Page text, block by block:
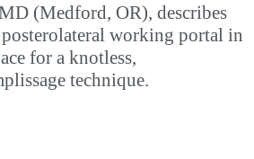
(Medford, OR), describes
working portal in
for a knotless,
technique.